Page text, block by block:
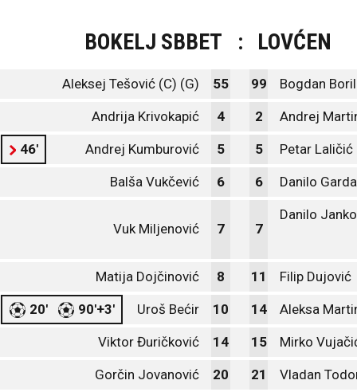
BOKELJ SBBET : LOVĆEN
Aleksej Tešović (C) (G) 55 99 Bogdan
Andrija Krivokapić 4 2 Andrej
46' Andrej Kumburović 5 5 Petar Laličić
Balša Vukčević 6 6 Danilo
Vuk Miljenović 7 7
Danilo
Matija Dojčinović 8 11 Filip Dujović
20' 90'+3' Uroš Bećir 10 14 Aleksa
Viktor Đuričković 14 15 Mirko
Gorčin Jovanović 20 21 Vladan